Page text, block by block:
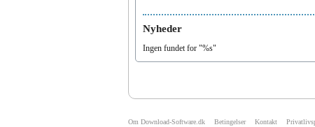
Nyheder
Ingen fundet for "%s"
Om Download-Software.dk Betingelser Kontakt